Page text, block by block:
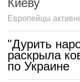
Киеву
Европейцы
"Дурить
раскрыла
по Украине